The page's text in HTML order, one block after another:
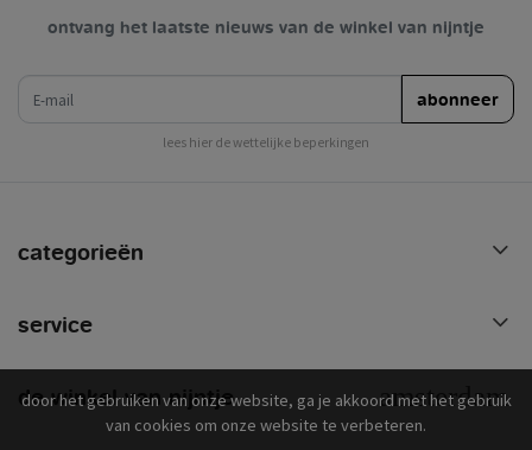
ontvang het laatste nieuws van de winkel van nijntje
abonneer
lees hier de wettelijke beperkingen
categorieën
service
de winkel van nijntje
door het gebruiken van onze website, ga je akkoord met het gebruik
van cookies om onze website te verbeteren.